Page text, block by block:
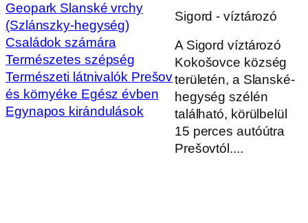
Geopark Slanské vrchy
(Szlánszky-hegység)
Családok számára
Természetes szépség
Természeti látnivalók Prešov
és környéke Egész évben
Egynapos kirándulások
Sigord - víztározó
A Sigord víztározó
Kokošovce község
területén, a Slanské-
hegység szélén
található, körülbelül
15 perces autóútra
Prešovtól....